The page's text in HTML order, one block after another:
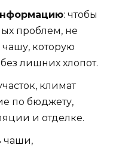
: чтобы
проблем, не
чашу, которую
лишних хлопот.
климат
по бюджету,
и отделке.
чаши,